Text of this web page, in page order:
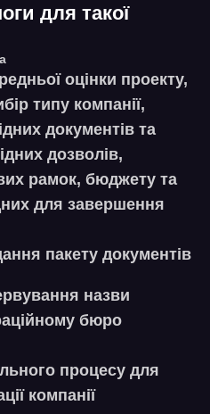
для такої
оцінки проекту,
типу компанії,
документів та
дозволів,
рамок, бюджету та
для завершення
пакету документів
назви
бюро
процесу для
компанії